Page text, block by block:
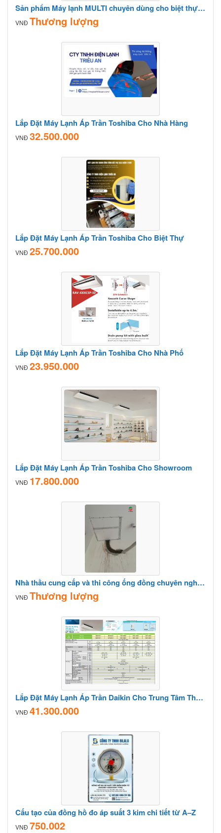
Sản phẩm Máy lạnh MULTI chuyên dùng cho biệt thự, chung cư hay căn hộ
VNĐ Thương lượng
Lắp Đặt Máy Lạnh Áp Trần Toshiba Cho Nhà Hàng
VNĐ 32.500.000
Lắp Đặt Máy Lạnh Áp Trần Toshiba Cho Biệt Thự
VNĐ 25.700.000
Lắp Đặt Máy Lạnh Áp Trần Toshiba Cho Nhà Phố
VNĐ 23.950.000
Lắp Đặt Máy Lạnh Áp Trần Toshiba Cho Showroom
VNĐ 17.800.000
Nhà thầu cung cấp và thi công ống đồng chuyên nghiệp khu vực Thủ Đức
VNĐ Thương lượng
Lắp Đặt Máy Lạnh Áp Trần Daikin Cho Trung Tâm Thương Mại
VNĐ 41.300.000
Cấu tạo của đồng hồ đo áp suất 3 kim chi tiết từ A–Z
VNĐ 750.002